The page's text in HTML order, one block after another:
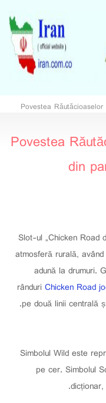
Povestea
Povestea
din
Slot-ul „Chicken Road
atmosferă rurală,
adună la drumuri.
rânduri Chicken Road
pe două linii centrală
Simbolul Wild este
pe cer. Simbolul